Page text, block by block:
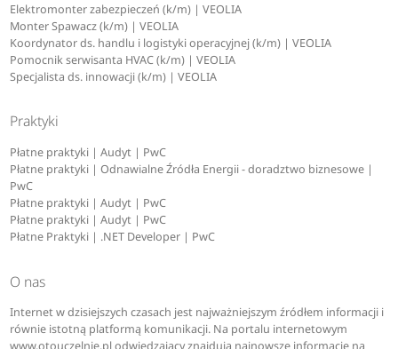
Elektromonter zabezpieczeń (k/m) | VEOLIA
Monter Spawacz (k/m) | VEOLIA
Koordynator ds. handlu i logistyki operacyjnej (k/m) | VEOLIA
Pomocnik serwisanta HVAC (k/m) | VEOLIA
Specjalista ds. innowacji (k/m) | VEOLIA
Praktyki
Płatne praktyki | Audyt | PwC
Płatne praktyki | Odnawialne Źródła Energii - doradztwo biznesowe |
PwC
Płatne praktyki | Audyt | PwC
Płatne praktyki | Audyt | PwC
Płatne Praktyki | .NET Developer | PwC
O nas
Internet w dzisiejszych czasach jest najważniejszym źródłem informacji i
równie istotną platformą komunikacji. Na portalu internetowym